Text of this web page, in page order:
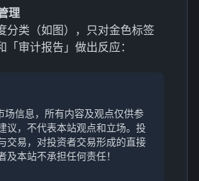
理
分类（如图），只对金色标签
审计报告」做出反应：
场信息，所有内容及观点仅供参
议，不代表本站观点和立场。投
交易，对投资者交易形成的直接
及本站不承担任何责任！